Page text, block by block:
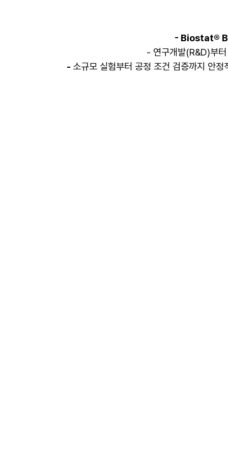
- Biostat® B
- 연구개발(R&D)부
- 소규모 실험부터 공정 조건 검증까지 안